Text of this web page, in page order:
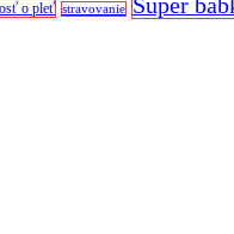
o pleť stravovanie